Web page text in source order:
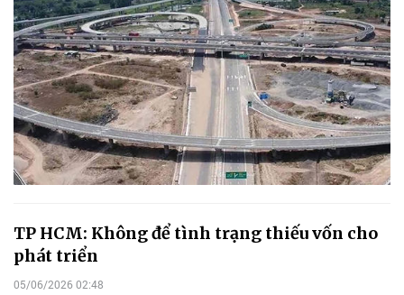
TP HCM: Không để tình trạng thiếu vốn cho
phát triển
05/06/2026 02:48